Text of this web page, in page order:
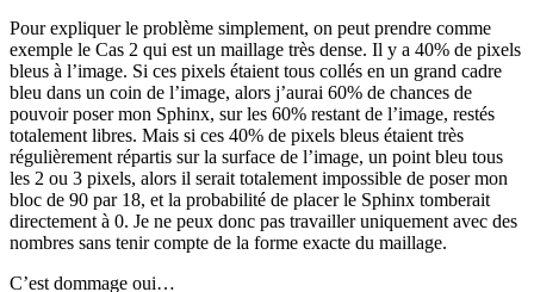
Pour expliquer le problème simplement, on peut prendre comme
exemple le Cas 2 qui est un maillage très dense. Il y a 40% de pixels
bleus à l’image. Si ces pixels étaient tous collés en un grand cadre
bleu dans un coin de l’image, alors j’aurai 60% de chances de
pouvoir poser mon Sphinx, sur les 60% restant de l’image, restés
totalement libres. Mais si ces 40% de pixels bleus étaient très
régulièrement répartis sur la surface de l’image, un point bleu tous
les 2 ou 3 pixels, alors il serait totalement impossible de poser mon
bloc de 90 par 18, et la probabilité de placer le Sphinx tomberait
directement à 0. Je ne peux donc pas travailler uniquement avec des
nombres sans tenir compte de la forme exacte du maillage.
C’est dommage oui…